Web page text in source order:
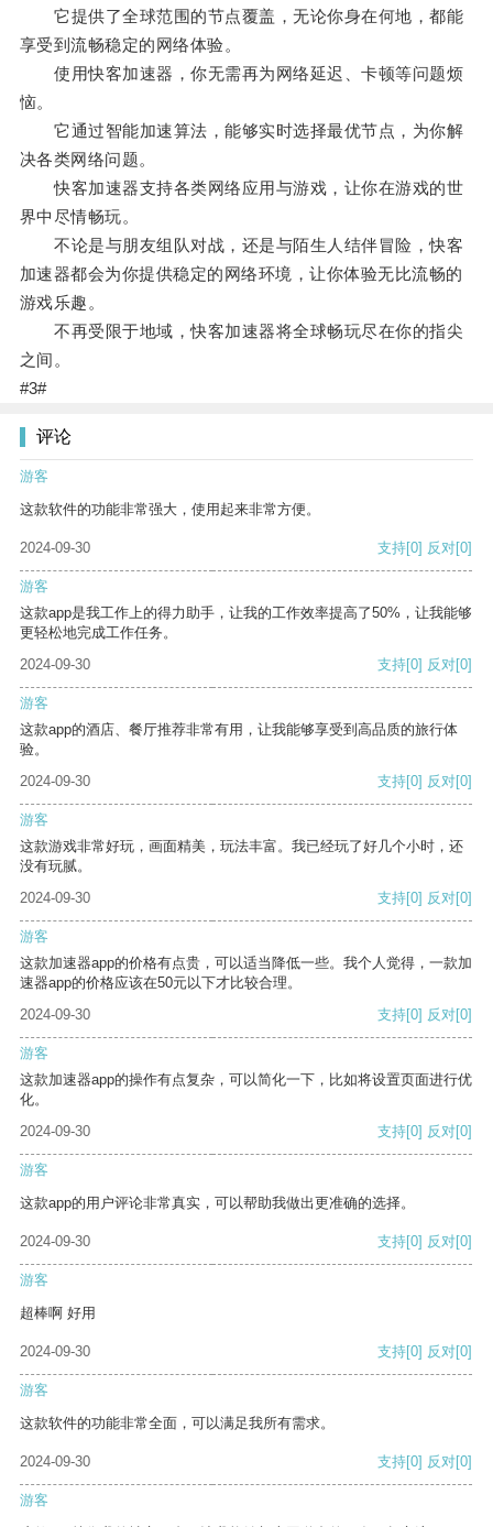
它提供了全球范围的节点覆盖，无论你身在何地，都能
享受到流畅稳定的网络体验。
使用快客加速器，你无需再为网络延迟、卡顿等问题烦
恼。
它通过智能加速算法，能够实时选择最优节点，为你解
决各类网络问题。
快客加速器支持各类网络应用与游戏，让你在游戏的世
界中尽情畅玩。
不论是与朋友组队对战，还是与陌生人结伴冒险，快客
加速器都会为你提供稳定的网络环境，让你体验无比流畅的
游戏乐趣。
不再受限于地域，快客加速器将全球畅玩尽在你的指尖
之间。
#3#
评论
游客
这款软件的功能非常强大，使用起来非常方便。
2024-09-30 支持[0] 反对[0]
游客
这款app是我工作上的得力助手，让我的工作效率提高了50%，让我能够
更轻松地完成工作任务。
2024-09-30
支持[0] 反对[0]
游客
这款app的酒店、餐厅推荐非常有用，让我能够享受到高品质的旅行体
验。
2024-09-30
支持[0] 反对[0]
游客
这款游戏非常好玩，画面精美，玩法丰富。我已经玩了好几个小时，还
没有玩腻。
2024-09-30
支持[0] 反对[0]
游客
这款加速器app的价格有点贵，可以适当降低一些。我个人觉得，一款加
速器app的价格应该在50元以下才比较合理。
2024-09-30
支持[0] 反对[0]
游客
这款加速器app的操作有点复杂，可以简化一下，比如将设置页面进行优
化。
2024-09-30
支持[0] 反对[0]
游客
这款app的用户评论非常真实，可以帮助我做出更准确的选择。
2024-09-30 支持[0] 反对[0]
游客
超棒啊 好用
2024-09-30 支持[0] 反对[0]
游客
这款软件的功能非常全面，可以满足我所有需求。
2024-09-30 支持[0] 反对[0]
游客